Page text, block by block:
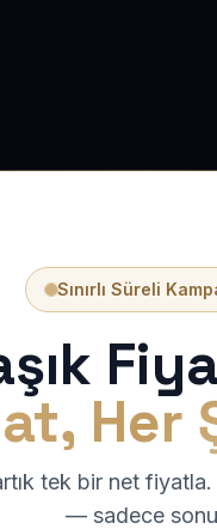
Sınırlı Süreli
Her
tek bir net
— sadece